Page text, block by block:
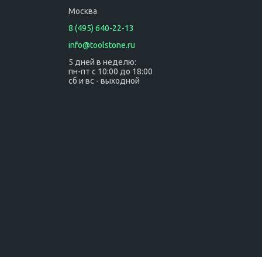
Москва
8 (495) 640-22-13
info@toolstone.ru
5 дней в неделю:
пн-пт с 10:00 до 18:00
сб и вс - выходной